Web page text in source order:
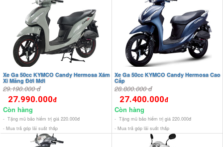
Xe Ga 50cc KYMCO Candy Hermosa Xám
Xi Măng Đời Mới
29.190.000 đ
27.990.000đ
Còn hàng
- Tặng mũ bảo hiểm trị giá 220.000đ
- Mua trả góp lãi suất thấp
Xe Ga 50cc KYMCO Candy Hermosa Cao
Cấp
28.800.000 đ
27.400.000đ
Còn hàng
- Tặng mũ bảo hiểm trị giá 220.000đ
- Mua trả góp lãi suất thấp